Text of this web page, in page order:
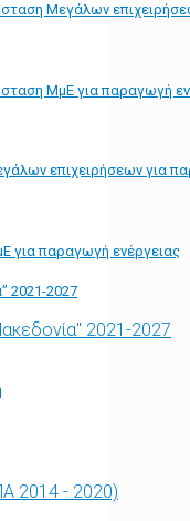
Μεγάλων
ΜμΕ για παραγωγή
επιχειρήσεων για
για παραγωγή ενέργειας
2021-2027
2021-2027
2014 - 2020)